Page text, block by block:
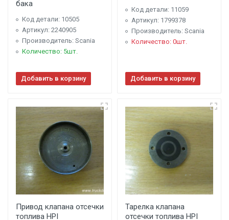
бака
Код детали: 10505
Артикул: 2240905
Производитель: Scania
Количество: 5шт.
Добавить в корзину
Код детали: 11059
Артикул: 1799378
Производитель: Scania
Количество: 0шт.
Добавить в корзину
Привод клапана отсечки
топлива HPI
Тарелка клапана
отсечки топлива HPI